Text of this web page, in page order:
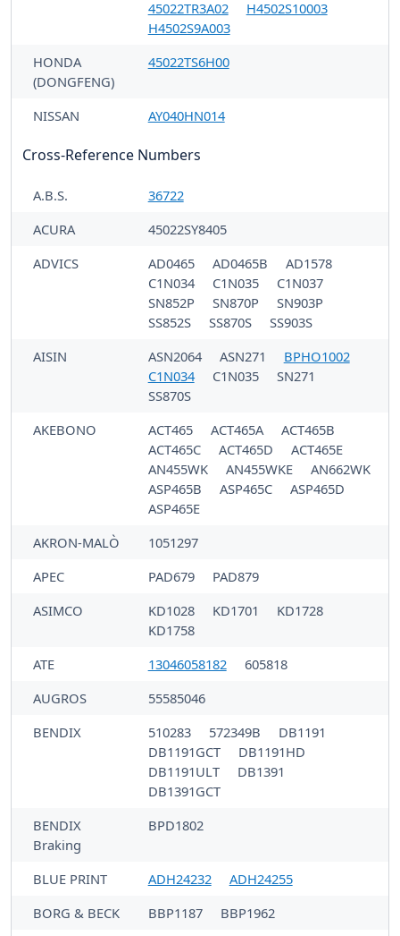
45022TR3A02
H4502S10003
H4502S9A003
HONDA
(DONGFENG)
45022TS6H00
NISSAN AY040HN014
Cross-Reference Numbers
A.B.S.
36722
ACURA
45022SY8405
ADVICS
AD0465 AD0465B
AD1578
C1N034
C1N035
C1N037
SN852P
SN870P
SN903P
SS852S
SS870S
SS903S
AISIN
ASN2064 ASN271
BPHO1002
C1N034
C1N035
SN271
SS870S
AKEBONO
ACT465 ACT465A
ACT465B
ACT465C
ACT465D
ACT465E
AN455WK
AN455WKE
AN662WK
ASP465B
ASP465C
ASP465D
ASP465E
AKRON-MALÒ
1051297
APEC
PAD679
PAD879
ASIMCO
KD1028 KD1701
KD1728
KD1758
ATE
13046058182
605818
AUGROS
55585046
BENDIX
510283 572349B
DB1191
DB1191GCT
DB1191HD
DB1191ULT
DB1391
DB1391GCT
BENDIX
Braking
BPD1802
BLUE PRINT ADH24232
ADH24255
BORG & BECK
BBP1187
BBP1962